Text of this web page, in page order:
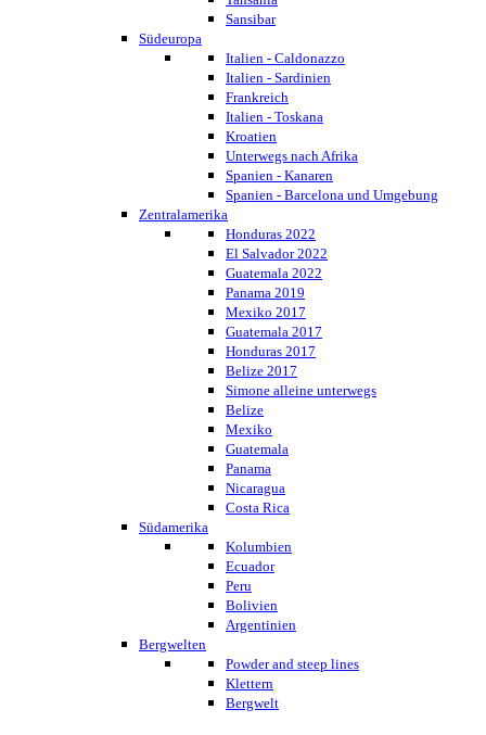
Sansibar
Südeuropa
Italien - Caldonazzo
Italien - Sardinien
Frankreich
Italien - Toskana
Kroatien
Unterwegs nach Afrika
Spanien - Kanaren
Spanien - Barcelona und Umgebung
Zentralamerika
Honduras 2022
El Salvador 2022
Guatemala 2022
Panama 2019
Mexiko 2017
Guatemala 2017
Honduras 2017
Belize 2017
Simone alleine unterwegs
Belize
Mexiko
Guatemala
Panama
Nicaragua
Costa Rica
Südamerika
Kolumbien
Ecuador
Peru
Bolivien
Argentinien
Bergwelten
Powder and steep lines
Klettern
Bergwelt